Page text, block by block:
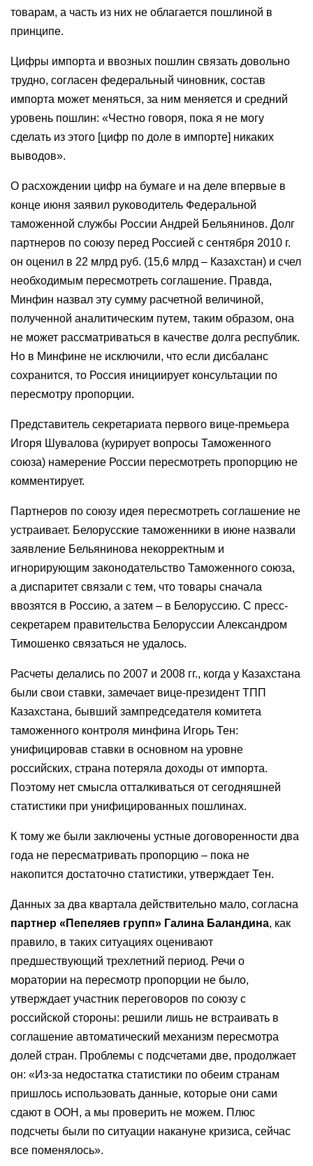
товарам, а часть из них не облагается пошлиной в
принципе.
Цифры импорта и ввозных пошлин связать довольно
трудно, согласен федеральный чиновник, состав
импорта может меняться, за ним меняется и средний
уровень пошлин: «Честно говоря, пока я не могу
сделать из этого [цифр по доле в импорте] никаких
выводов».
О расхождении цифр на бумаге и на деле впервые в
конце июня заявил руководитель Федеральной
таможенной службы России Андрей Бельянинов. Долг
партнеров по союзу перед Россией с сентября 2010 г.
он оценил в 22 млрд руб. (15,6 млрд – Казахстан) и счел
необходимым пересмотреть соглашение. Правда,
Минфин назвал эту сумму расчетной величиной,
полученной аналитическим путем, таким образом, она
не может рассматриваться в качестве долга республик.
Но в Минфине не исключили, что если дисбаланс
сохранится, то Россия инициирует консультации по
пересмотру пропорции.
Представитель секретариата первого вице-премьера
Игоря Шувалова (курирует вопросы Таможенного
союза) намерение России пересмотреть пропорцию не
комментирует.
Партнеров по союзу идея пересмотреть соглашение не
устраивает. Белорусские таможенники в июне назвали
заявление Бельянинова некорректным и
игнорирующим законодательство Таможенного союза,
а диспаритет связали с тем, что товары сначала
ввозятся в Россию, а затем – в Белоруссию. С пресс-
секретарем правительства Белоруссии Александром
Тимошенко связаться не удалось.
Расчеты делались по 2007 и 2008 гг., когда у Казахстана
были свои ставки, замечает вице-президент ТПП
Казахстана, бывший зампредседателя комитета
таможенного контроля минфина Игорь Тен:
унифицировав ставки в основном на уровне
российских, страна потеряла доходы от импорта.
Поэтому нет смысла отталкиваться от сегодняшней
статистики при унифицированных пошлинах.
К тому же были заключены устные договоренности два
года не пересматривать пропорцию – пока не
накопится достаточно статистики, утверждает Тен.
Данных за два квартала действительно мало, согласна
партнер «Пепеляев групп» Галина Баландина, как
правило, в таких ситуациях оценивают
предшествующий трехлетний период. Речи о
моратории на пересмотр пропорции не было,
утверждает участник переговоров по союзу с
российской стороны: решили лишь не встраивать в
соглашение автоматический механизм пересмотра
долей стран. Проблемы с подсчетами две, продолжает
он: «Из-за недостатка статистики по обеим странам
пришлось использовать данные, которые они сами
сдают в ООН, а мы проверить не можем. Плюс
подсчеты были по ситуации накануне кризиса, сейчас
все поменялось».